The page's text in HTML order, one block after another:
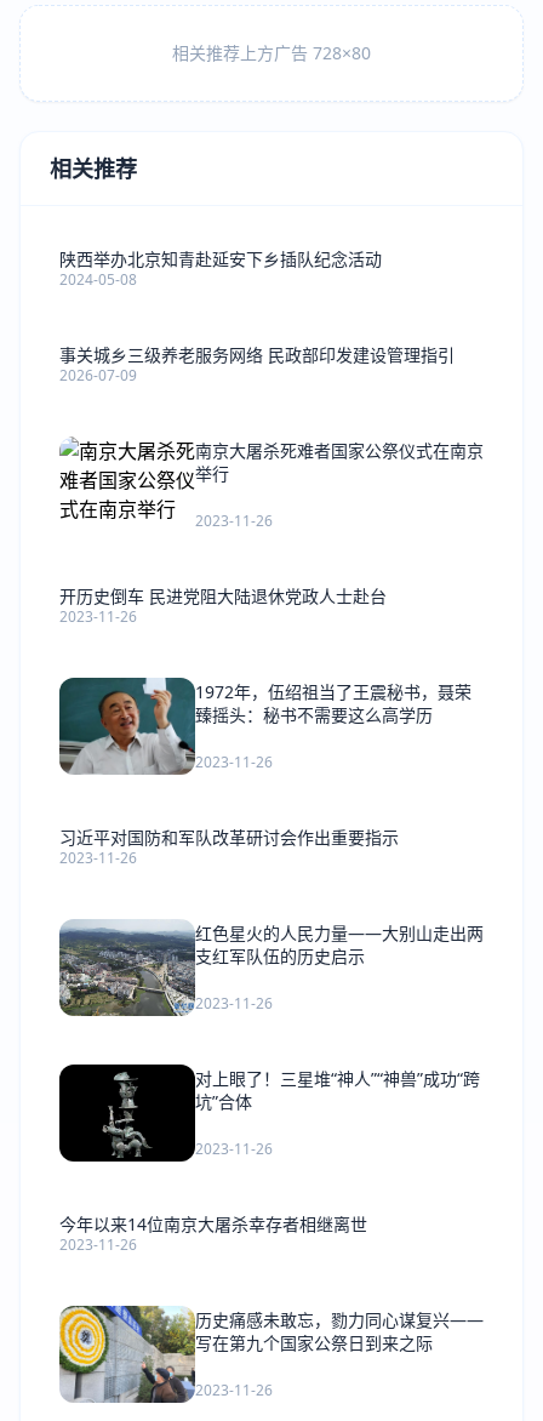
相关推荐上方广告 728×80
相关推荐
陕西举办北京知青赴延安下乡插队纪念活动
2024-05-08
事关城乡三级养老服务网络 民政部印发建设管理指引
2026-07-09
南京大屠杀死难者国家公祭仪式在南京
举行
2023-11-26
开历史倒车 民进党阻大陆退休党政人士赴台
2023-11-26
1972年，伍绍祖当了王震秘书，聂荣
臻摇头：秘书不需要这么高学历
2023-11-26
习近平对国防和军队改革研讨会作出重要指示
2023-11-26
红色星火的人民力量——大别山走出两
支红军队伍的历史启示
2023-11-26
对上眼了！三星堆“神人”“神兽”成功“跨
坑”合体
2023-11-26
今年以来14位南京大屠杀幸存者相继离世
2023-11-26
历史痛感未敢忘，勠力同心谋复兴——
写在第九个国家公祭日到来之际
2023-11-26